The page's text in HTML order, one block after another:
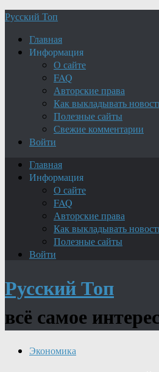
Русский Топ
Главная
Информация
О сайте
FAQ
Авторские права
Как выкладывать
Полезные сайты
Свежие комментарии
Войти
Главная
Информация
О сайте
FAQ
Авторские права
Как выкладывать
Полезные сайты
Войти
Русский Топ
всё самое
Экономика